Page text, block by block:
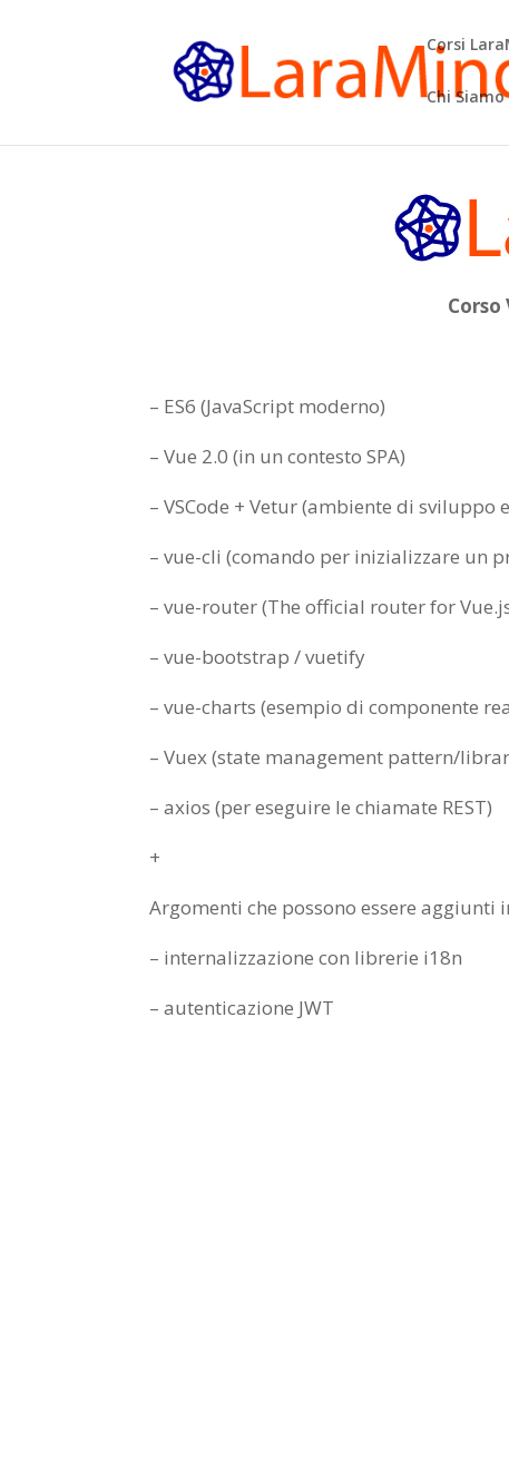
Corsi
Chi Siamo
Corso
– ES6 (JavaScript moderno)
– Vue 2.0 (in un contesto SPA)
– VSCode + Vetur (ambiente di sviluppo
– vue-cli (comando per inizializzare un
– vue-router (The official router for
– vue-bootstrap / vuetify
– vue-charts (esempio di componente
– Vuex (state management pattern/
– axios (per eseguire le chiamate REST)
+
Argomenti che possono essere aggiunti
– internalizzazione con librerie i18n
– autenticazione JWT